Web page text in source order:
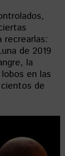
recrearlas:
de 2019
la
en las
de